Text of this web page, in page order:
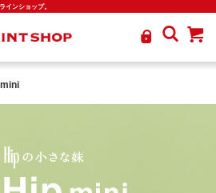
インショップ。